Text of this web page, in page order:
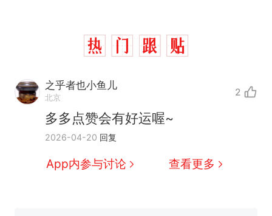
之乎者也小鱼儿
北京 2
多多点赞会有好运喔~
2026-04-20 回复
App内参与讨论 查看更多
哥士兵搬起大石块投向移民引
争议，此前一天内数万人从摩
费大厨“全国小炒肉大王”称
号，仅凭视频评出？中国烹饪
协会回应
男子上山采菌偶然发现鸡枞菌
窝，原地守1天等它长大：挖了
140多朵
美国一场追捕行动中，一男子
在车辆行驶中爬上车顶跳舞。
（新京报）
笔试第一被第二名传话劝弃考